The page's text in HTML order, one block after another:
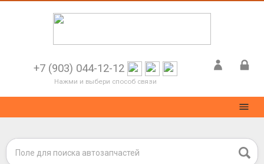
+7 (903) 044-12-12
Нажми и выбери способ связи